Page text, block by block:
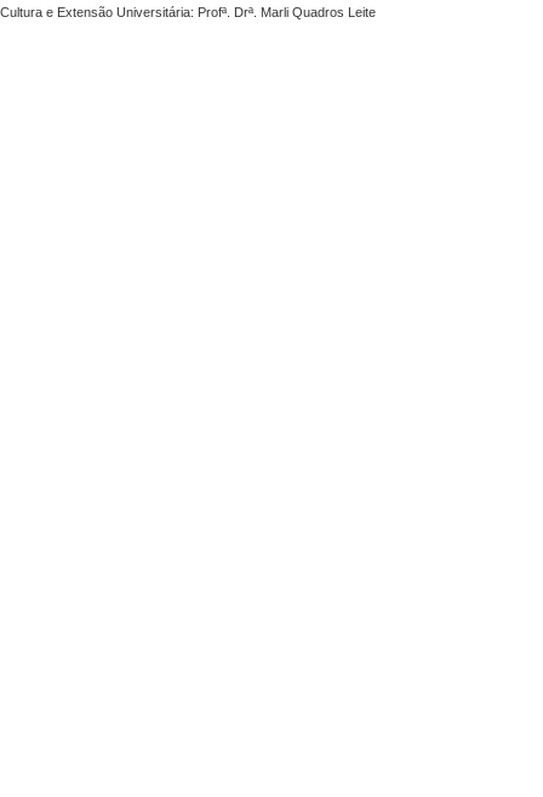
Cultura e Extensão Universitária: Profª. Drª. Marli Quadros Leite